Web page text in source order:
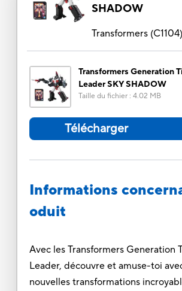
SHADOW
Transformers(C1104)
Transformers Generation
Leader SKY SHADOW
Taille du fichier: 4.02 MB
Télécharger
Informations
oduit
Avec les Transformers Generation
Leader, découvre et amuse-toi
nouvelles transformations